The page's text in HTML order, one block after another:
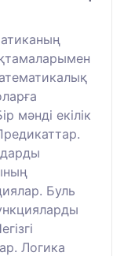
мәнді екілік
Буль
Логика